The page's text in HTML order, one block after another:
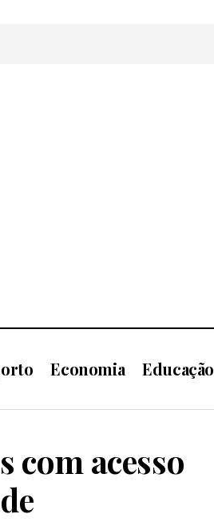
Economia Educação
com acesso